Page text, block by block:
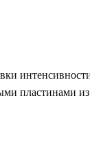
пластинами из